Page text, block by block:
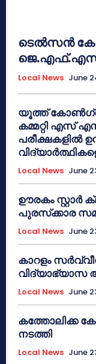
ടെൽസൻ
ജെ.എഫ്.എസ്.
Local News June
യൂത്ത്
കമ്മറ്റി എസ്
പരീക്ഷകളിൽ
Local News June
ഊരകം സ്റ്റാർ
പുരസ്‌ക്കാര
Local News June
കാറളം
Local News June
കത്തോലിക്ക
നടത്തി
Local News June